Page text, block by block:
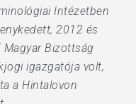
Intézetben
2012 és
Bizottság
igazgatója volt,
a Hintalovon